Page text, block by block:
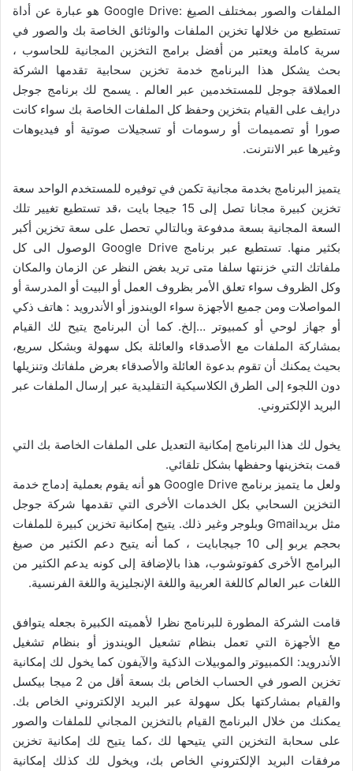
الملفات والصور بمختلف الصيغ :Google Drive هو عبارة عن أداة
تستطيع من خلالها تخزين الملفات والوثائق الخاصة بك والصور في
سرية كاملة ويعتبر من أفضل برامج التخزين المجانية للحاسوب ،
بحث يشكل هذا البرنامج خدمة تخزين سحابية تقدمها الشركة
العملاقة جوجل للمستخدمين عبر العالم . يسمح لك برنامج جوجل
درايف على القيام بتخزين وحفظ كل الملفات الخاصة بك سواء كانت
صورا أو تصميمات أو رسومات أو تسجيلات صوتية أو فيديوهات
وغيرها عبر الانترنت.
يتميز البرنامج بخدمة مجانية تكمن في توفيره للمستخدم الواحد سعة
تخزين كبيرة مجانا تصل إلى 15 جيجا بايت ،قد تستطيع تغيير تلك
السعة المجانية بسعة مدفوعة وبالتالي تحصل على سعة تخزين أكبر
بكثير منها. تستطيع عبر برنامج Google Drive الوصول الى كل
ملفاتك التي خزنتها سلفا متى تريد بغض النظر عن الزمان والمكان
وكل الظروف سواء تعلق الأمر بظروف العمل أو البيت أو المدرسة أو
المواصلات ومن جميع الأجهزة سواء الويندوز أو الأندرويد : هاتف ذكي
أو جهاز لوحي أو كمبيوتر …إلخ. كما أن البرنامج يتيح لك القيام
بمشاركة الملفات مع الأصدقاء والعائلة بكل سهولة وبشكل سريع،
بحيث يمكنك أن تقوم بدعوة العائلة والأصدقاء بعرض ملفاتك وتنزيلها
دون اللجوء إلى الطرق الكلاسيكية التقليدية عبر إرسال الملفات عبر
البريد الإلكتروني.
يخول لك هذا البرنامج إمكانية التعديل على الملفات الخاصة بك التي
قمت بتخزينها وحفظها بشكل تلقائي.
ولعل ما يتميز برنامج Google Drive هو أنه يقوم بعملية إدماج خدمة
التخزين السحابي بكل الخدمات الأخرى التي تقدمها شركة جوجل
مثل بريدGmail وبلوجر وغير ذلك. يتيح إمكانية تخزين كبيرة للملفات
بحجم يربو إلى 10 جيجابايت ، كما أنه يتيح دعم الكثير من صيغ
البرامج الأخرى كفوتوشوب، هذا بالإضافة إلى كونه يدعم الكثير من
اللغات عبر العالم كاللغة العربية واللغة الإنجليزية واللغة الفرنسية.
قامت الشركة المطورة للبرنامج نظرا لأهميته الكبيرة بجعله يتوافق
مع الأجهزة التي تعمل بنظام تشعيل الويندوز أو بنظام تشغيل
الأندرويد: الكمبيوتر والموبيلات الذكية والآيفون كما يخول لك إمكانية
تخزين الصور في الحساب الخاص بك بسعة أقل من 2 ميجا بيكسل
والقيام بمشاركتها بكل سهولة عبر البريد الإلكتروني الخاص بك.
يمكنك من خلال البرنامج القيام بالتخزين المجاني للملفات والصور
على سحابة التخزين التي يتيحها لك ،كما يتيح لك إمكانية تخزين
مرفقات البريد الإلكتروني الخاص بك، ويخول لك كذلك إمكانية